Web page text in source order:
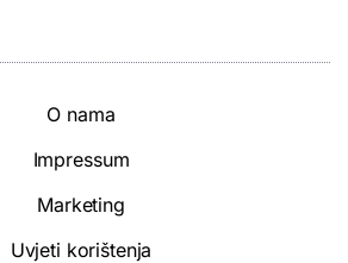
O nama
Impressum
Marketing
Uvjeti korištenja